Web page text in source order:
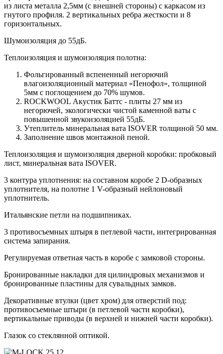
из листа металла 2,5мм (с внешней стороны) c каркасом из
гнутого профиля. 2 вертикальных ребра жесткости и 8
горизонтальных.
Шумоизоляция до 55дБ.
Теплоизоляция и шумоизоляция полотна:
Фольгированный вспененный негорючий
влагоизоляционный материал «Пенофол», толщиной
5мм с поглощением до 70% шумов.
ROCKWOOL Акустик Баттс - плиты 27 мм из
негорючей, экологически чистой каменной ваты с
повышенной звукоизоляцией 55дБ.
Утеплитель минеральная вата ISOVER толщиной 50 мм.
Заполнение швов монтажной пеной.
Теплоизоляция и шумоизоляция дверной коробки: пробковый
лист, минеральная вата ISOVER.
3 контура уплотнения: на составном коробе 2 D-образных
уплотнителя, на полотне 1 V-образный нейлоновый
уплотнитель.
Итальянские петли на подшипниках.
3 противосъемных штыря в петлевой части, интегрированная
система запирания.
Регулируемая ответная часть в коробе с замковой стороны.
Бронированные накладки для цилиндровых механизмов и
бронированные пластины для сувальдных замков.
Декоративные втулки (цвет хром) для отверстий под:
противосъемные штыри (в петлевой части коробки),
вертикальные приводы (в верхней и нижней части коробки).
Глазок со стеклянной оптикой.